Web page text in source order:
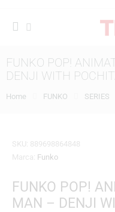
FUNKO POP!
DENJI WITH
Home FUNKO SERIES
SKU: 889698864848
Marca: Funko
FUNKO POP!
MAN – DENJI